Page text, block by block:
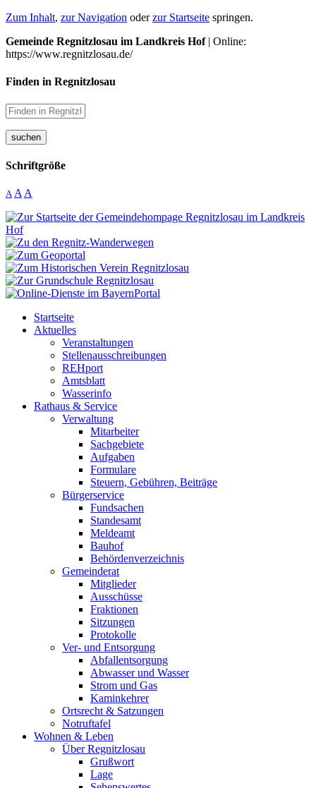
Zum Inhalt, zur Navigation oderzur Startseite springen.
Gemeinde Regnitzlosau im Landkreis Hof| Online:
https://www.regnitzlosau.de/
Finden in Regnitzlosau
suchen
Schriftgröße
A A A
Startseite
Aktuelles
Veranstaltungen
Stellenausschreibungen
REHport
Amtsblatt
Wasserinfo
Rathaus & Service
Verwaltung
Mitarbeiter
Sachgebiete
Aufgaben
Formulare
Steuern, Gebühren, Beiträge
Bürgerservice
Fundsachen
Standesamt
Meldeamt
Bauhof
Behördenverzeichnis
Gemeinderat
Mitglieder
Ausschüsse
Fraktionen
Sitzungen
Protokolle
Ver- und Entsorgung
Abfallentsorgung
Abwasser und Wasser
Strom und Gas
Kaminkehrer
Ortsrecht & Satzungen
Notruftafel
Wohnen & Leben
Über Regnitzlosau
Grußwort
Lage